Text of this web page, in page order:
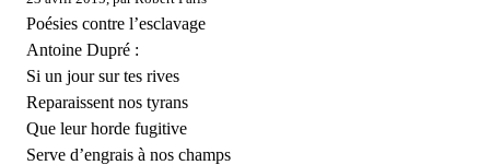
Poésies contre l’esclavage
Antoine Dupré :
Si un jour sur tes rives
Reparaissent nos tyrans
Que leur horde fugitive
Serve d’engrais à nos champs